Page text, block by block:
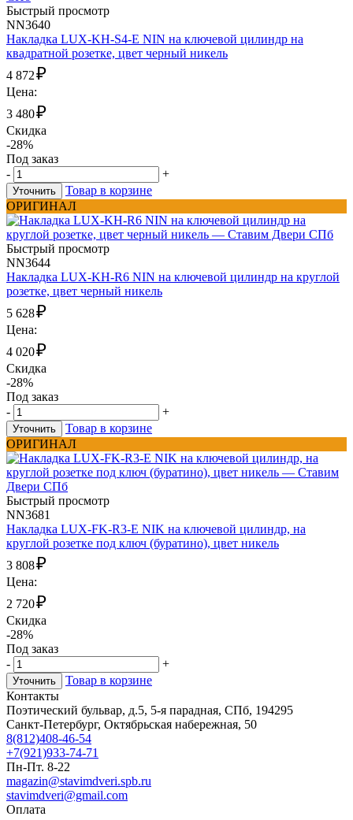
Быстрый просмотр
NN3640
Накладка LUX-KH-S4-E NIN на ключевой цилиндр на
квадратной розетке, цвет черный никель
4 872₽
Цена:
3 480₽
Скидка
-28%
Под заказ
-
+
Уточнить
Товар в корзине
ОРИГИНАЛ
Быстрый просмотр
NN3644
Накладка LUX-KH-R6 NIN на ключевой цилиндр на круглой
розетке, цвет черный никель
5 628₽
Цена:
4 020₽
Скидка
-28%
Под заказ
-
+
Уточнить
Товар в корзине
ОРИГИНАЛ
Быстрый просмотр
NN3681
Накладка LUX-FK-R3-E NIK на ключевой цилиндр, на
круглой розетке под ключ (буратино), цвет никель
3 808₽
Цена:
2 720₽
Скидка
-28%
Под заказ
-
+
Уточнить
Товар в корзине
Контакты
Поэтический бульвар, д.5, 5-я парадная, СПб, 194295
Санкт-Петербург, Октябрьская набережная, 50
8(812)408-46-54
+7(921)933-74-71
Пн-Пт. 8-22
magazin@stavimdveri.spb.ru
stavimdveri@gmail.com
Оплата